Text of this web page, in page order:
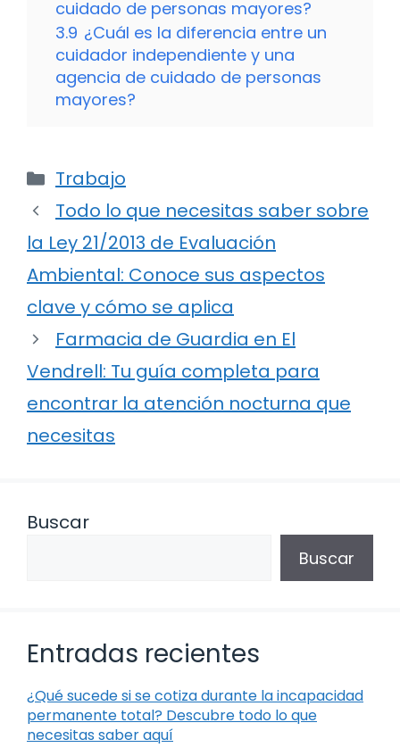
cuidado de personas mayores?
3.9 ¿Cuál es la diferencia entre un
cuidador independiente y una
agencia de cuidado de personas
mayores?
Categorías
Trabajo
Todo lo que necesitas saber sobre
la Ley 21/2013 de Evaluación
Ambiental: Conoce sus aspectos
clave y cómo se aplica
Farmacia de Guardia en El
Vendrell: Tu guía completa para
encontrar la atención nocturna que
necesitas
Buscar
Buscar
Entradas recientes
¿Qué sucede si se cotiza durante la incapacidad
permanente total? Descubre todo lo que
necesitas saber aquí